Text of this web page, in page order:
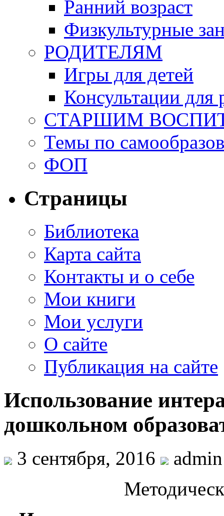
Ранний возраст
Физкультурные
РОДИТЕЛЯМ
Игры для детей
Консультации для
СТАРШИМ
Темы по
ФОП
Страницы
Библиотека
Карта сайта
Контакты и о себе
Мои книги
Мои услуги
О сайте
Публикация на сайте
Использование
дошкольном
3 сентября, 2016
admin